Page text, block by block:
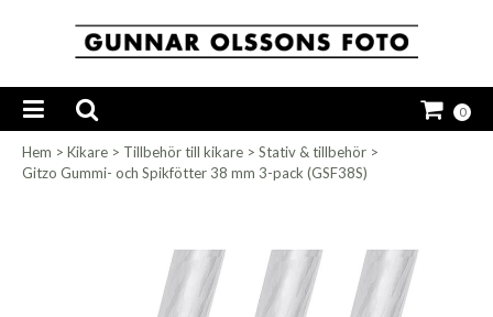
0
Hem > Kikare > Tillbehör till kikare > Stativ & tillbehör >
Gitzo Gummi- och Spikfötter 38 mm 3-pack (GSF38S)